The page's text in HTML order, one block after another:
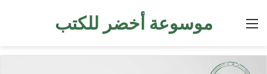
موسوعة أخضر للكتب القائمة